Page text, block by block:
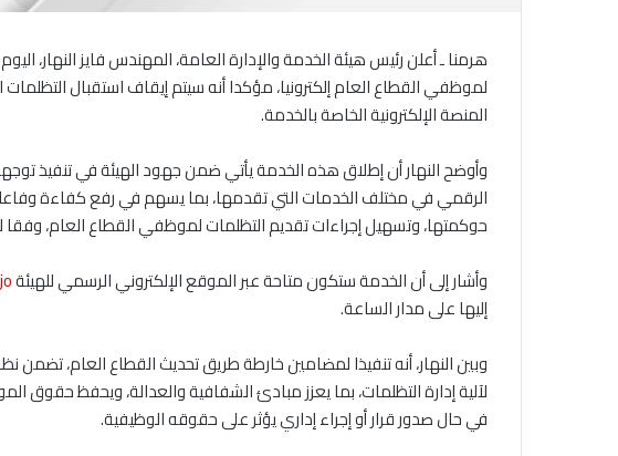
هرمنا ـ أعلن رئيس هيئة الخدمة والإدارة العامة، المهندس فايز النهار،
لموظفي القطاع العام إلكترونيا، مؤكدا أنه سيتم إيقاف استقبال
المنصة الإلكترونية الخاصة بالخدمة.
وأوضح النهار أن إطلاق هذه الخدمة يأتي ضمن جهود الهيئة في تنفيذ
الرقمي في مختلف الخدمات التي تقدمها، بما يسهم في رفع كفاءة
حوكمتها، وتسهيل إجراءات تقديم التظلمات لموظفي القطاع العام، وفقا
وأشار إلى أن الخدمة ستكون متاحة عبر الموقع الإلكتروني الرسمي للهيئة
إليها على مدار الساعة.
وبين النهار، أنه تنفيذا لمضامين خارطة طريق تحديث القطاع العام، تضمن
لآلية إدارة التظلمات، بما يعزز مبادئ الشفافية والعدالة، ويحفظ
في حال صدور قرار أو إجراء إداري يؤثر على حقوقه الوظيفية.